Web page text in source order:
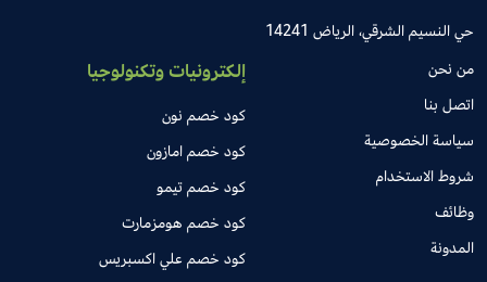
حي النسيم الشرقي، الرياض 14241
من نحن
اتصل بنا
سياسة الخصوصية
شروط الاستخدام
وظائف
المدونة
إلكترونيات وتكنولوجيا
كود خصم نون
كود خصم امازون
كود خصم تيمو
كود خصم هومزمارت
كود خصم علي اكسبريس